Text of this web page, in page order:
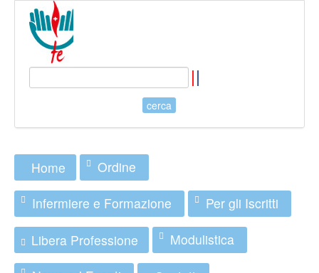
Home Ordine
Infermiere e Formazione Per gli Iscritti
Libera Professione Modulistica